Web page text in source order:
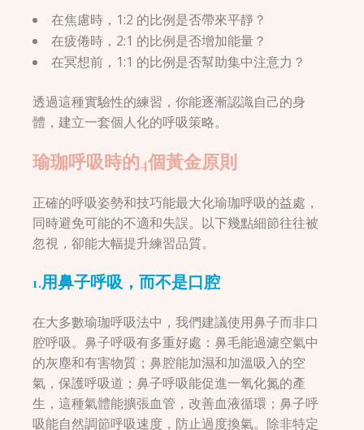
在焦慮時，1:2 的比例是否帶來平靜？
在疲倦時，2:1 的比例是否增加能量？
在冥想前，1:1 的比例是否幫助集中注意力？
透過這種實驗性的練習，你能逐漸認識自己的身
體，建立一套個人化的呼吸策略。
瑜珈呼吸時的4個黃金原則
正確的呼吸姿勢和技巧能最大化瑜珈呼吸的益處，
同時避免可能的不適和失誤。以下幾點細節往往被
忽視，卻能大幅提升練習品質。
1.用鼻子呼吸，而不是口腔
在大多數瑜珈呼吸法中，我們建議使用鼻子而非口
腔呼吸。鼻子呼吸有多重好處：鼻毛能過濾空氣中
的灰塵和有害物質；鼻腔能加濕和加溫吸入的空
氣，保護呼吸道；鼻子呼吸能促進一氧化氮的產
生，這種氣體能擴張血管，改善血液循環；鼻子呼
吸能自然調節呼吸速度，防止過度換氣。除非特定